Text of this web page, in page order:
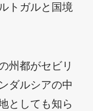
トガルと国境
州都がセビリ
ダルシアの中
としても知ら